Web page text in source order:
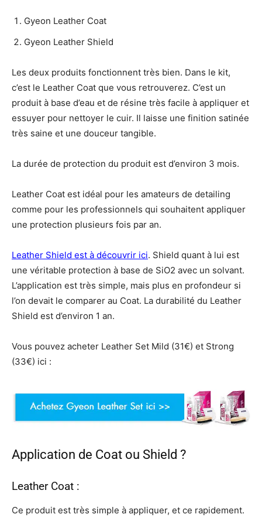
Gyeon Leather Coat
Gyeon Leather Shield
Les deux produits fonctionnent très bien. Dans le kit,
c’est le Leather Coat que vous retrouverez. C’est un
produit à base d’eau et de résine très facile à appliquer et
essuyer pour nettoyer le cuir. Il laisse une finition satinée
très saine et une douceur tangible.
La durée de protection du produit est d’environ 3 mois.
Leather Coat est idéal pour les amateurs de detailing
comme pour les professionnels qui souhaitent appliquer
une protection plusieurs fois par an.
Leather Shield est à découvrir ici. Shield quant à lui est
une véritable protection à base de SiO2 avec un solvant.
L’application est très simple, mais plus en profondeur si
l’on devait le comparer au Coat. La durabilité du Leather
Shield est d’environ 1 an.
Vous pouvez acheter Leather Set Mild (31€) et Strong
(33€) ici :
Application de Coat ou Shield ?
Leather Coat :
Ce produit est très simple à appliquer, et ce rapidement.